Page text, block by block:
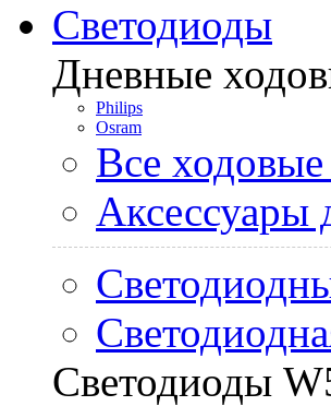
Светодиоды
Дневные
Philips
Osram
Все
Светодиоды